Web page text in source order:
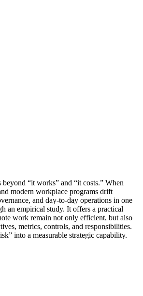
“it works” and “it costs.” When
modern workplace programs drift
and day-to-day operations in one
an empirical study. It offers a practical
work remain not only efficient, but also
metrics, controls, and responsibilities.
into a measurable strategic capability.